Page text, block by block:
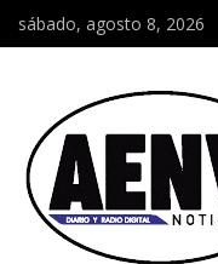
sábado, agosto 8, 2026